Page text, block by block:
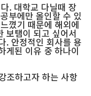
. 대학교 다닐때 장
부에만 올인할 수 있
꼈기 때문에 해외에
보탬이 되고 싶어서
. 안정적인 회사를 용
게된 이유 중 하나이
조하고자 하는 사항